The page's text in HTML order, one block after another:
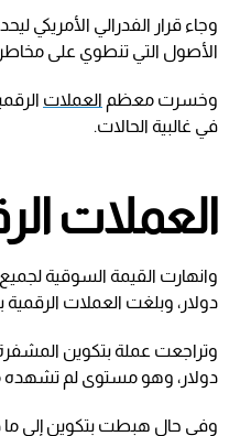
وجاء قرار الفدرالي الأمريكي
الأصول التي تنطوي على مخاطر
وخسرت معظم العملات
في غالبية الحالات.
العملات
دولار، وبلغت العملات الرقمية بالكامل
دولار، وهو مستوى لم تشهده